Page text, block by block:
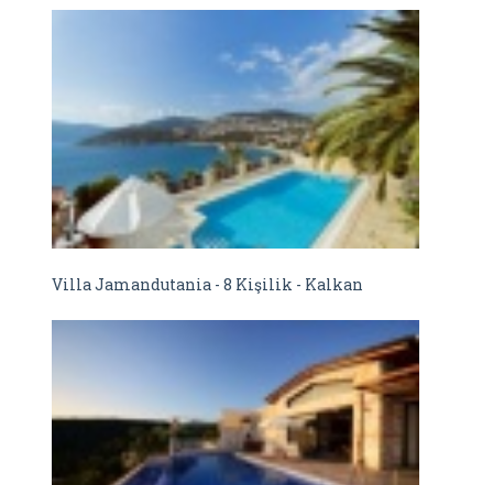
Villa Jamandutania - 8 Kişilik - Kalkan